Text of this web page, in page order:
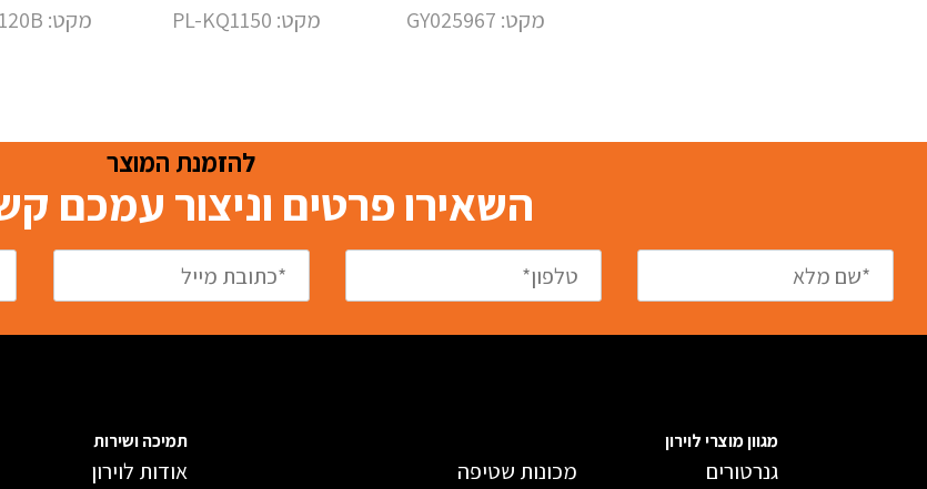
מקט: GY025967 מקט: PL-KQ1150 מקט: PL-Q2120B
להזמנת המוצר
השאירו פרטים וניצור עמכם
מגוון מוצרי לוירון
גנרטורים
מכונות שטיפה
תמיכה ושירות
אודות לוירון